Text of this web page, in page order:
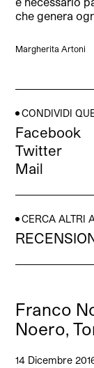
che genera
Margherita Artoni
CONDIVIDI
Facebook
Twitter
Mail
CERCA ALTRI
Franco
Noero,
14 Dicembre